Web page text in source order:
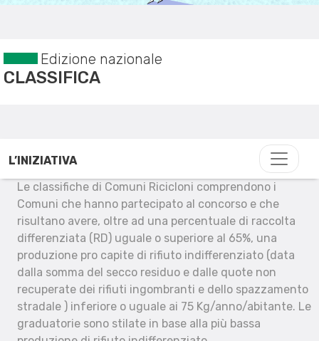
Edizione nazionale
CLASSIFICA
L’INIZIATIVA
Le classifiche di Comuni Ricicloni comprendono i
Comuni che hanno partecipato al concorso e che
risultano avere, oltre ad una percentuale di raccolta
differenziata (RD) uguale o superiore al 65%, una
produzione pro capite di rifiuto indifferenziato (data
dalla somma del secco residuo e dalle quote non
recuperate dei rifiuti ingombranti e dello spazzamento
stradale ) inferiore o uguale ai 75 Kg/anno/abitante. Le
graduatorie sono stilate in base alla più bassa